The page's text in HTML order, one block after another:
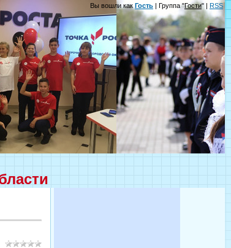
Вы вошли какГость | Группа "Гости" | RSS